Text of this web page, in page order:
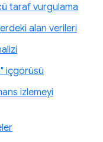
taraf vurgulama
alan verileri
içgörüsü
izlemeyi